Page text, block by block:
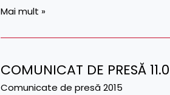
Mai mult »
COMUNICAT DE PRESĂ
Comunicate de presă 2015
COMUNICAT
DE